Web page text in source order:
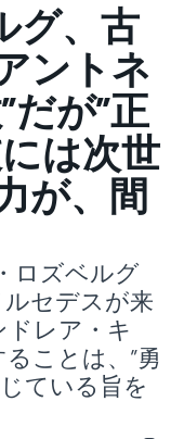
グ、古
ントネ
だが”正
は次世
が、間
ロズベルグ
セデスが来
レア・キ
ことは、”勇
ている旨を